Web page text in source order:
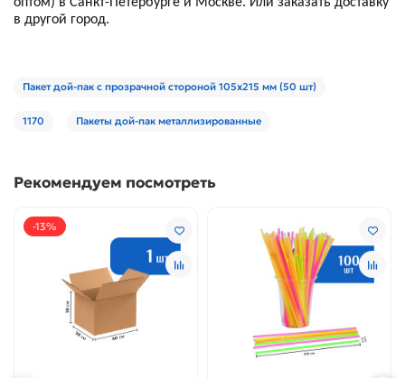
в другой город.
Пакет дой-пак с прозрачной стороной 105х215 мм (50 шт)
1170 Пакеты дой-пак металлизированные
Рекомендуем посмотреть
-13%